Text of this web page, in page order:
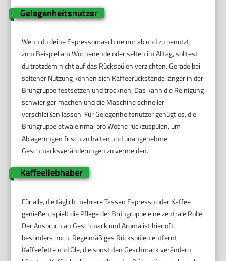
Gelegenheitsnutzer
Wenn du deine Espressomaschine nur ab und zu benutzt,
zum Beispiel am Wochenende oder selten im Alltag, solltest
du trotzdem nicht auf das Rückspülen verzichten. Gerade bei
seltener Nutzung können sich Kaffeerückstände länger in der
Brühgruppe festsetzen und trocknen. Das kann die Reinigung
schwieriger machen und die Maschine schneller
verschleißen lassen. Für Gelegenheitsnutzer genügt es, die
Brühgruppe etwa einmal pro Woche rückzuspülen, um
Ablagerungen frisch zu halten und unangenehme
Geschmacksveränderungen zu vermeiden.
Kaffeeliebhaber
Für alle, die täglich mehrere Tassen Espresso oder Kaffee
genießen, spielt die Pflege der Brühgruppe eine zentrale Rolle.
Der Anspruch an Geschmack und Aroma ist hier oft
besonders hoch. Regelmäßiges Rückspülen entfernt
Kaffeefette und Öle, die sonst den Geschmack verändern